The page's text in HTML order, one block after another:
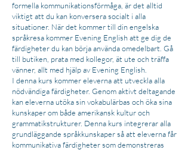
formella kommunikationsförmåga, är det alltid
viktigt att du kan konversera socialt i alla
situationer. När det kommer till din engelska
språkresa kommer Evening English att ge dig de
färdigheter du kan börja använda omedelbart. Gå
till butiken, prata med kollegor, ät ute och träffa
vänner, allt med hjälp av Evening English.
I denna kurs kommer eleverna att utveckla alla
nödvändiga färdigheter. Genom aktivt deltagande
kan eleverna utöka sin vokabulärbas och öka sina
kunskaper om både amerikansk kultur och
grammatikstrukturer. Denna kurs integrerar alla
grundläggande språkkunskaper så att eleverna får
kommunikativa färdigheter som demonstreras